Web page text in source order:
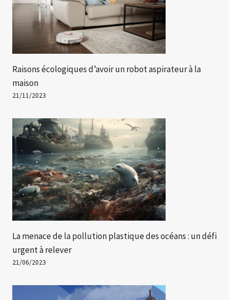
Raisons écologiques d’avoir un robot aspirateur à la
maison
21/11/2023
La menace de la pollution plastique des océans : un défi
urgent à relever
21/06/2023